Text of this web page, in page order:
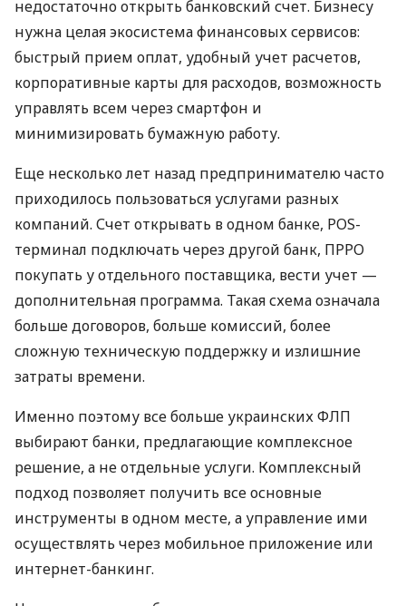
недостаточно открыть банковский счет. Бизнесу
нужна целая экосистема финансовых сервисов:
быстрый прием оплат, удобный учет расчетов,
корпоративные карты для расходов, возможность
управлять всем через смартфон и
минимизировать бумажную работу.
Еще несколько лет назад предпринимателю часто
приходилось пользоваться услугами разных
компаний. Счет открывать в одном банке, POS-
терминал подключать через другой банк, ПРРО
покупать у отдельного поставщика, вести учет —
дополнительная программа. Такая схема означала
больше договоров, больше комиссий, более
сложную техническую поддержку и излишние
затраты времени.
Именно поэтому все больше украинских ФЛП
выбирают банки, предлагающие комплексное
решение, а не отдельные услуги. Комплексный
подход позволяет получить все основные
инструменты в одном месте, а управление ими
осуществлять через мобильное приложение или
интернет-банкинг.